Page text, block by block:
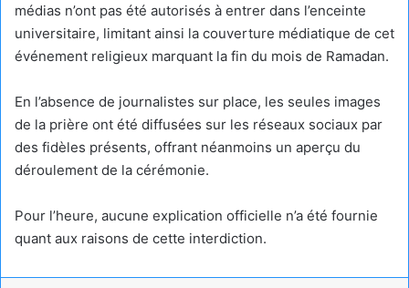
médias n’ont pas été autorisés à entrer dans l’enceinte
universitaire, limitant ainsi la couverture médiatique de cet
événement religieux marquant la fin du mois de Ramadan.
En l’absence de journalistes sur place, les seules images
de la prière ont été diffusées sur les réseaux sociaux par
des fidèles présents, offrant néanmoins un aperçu du
déroulement de la cérémonie.
Pour l’heure, aucune explication officielle n’a été fournie
quant aux raisons de cette interdiction.